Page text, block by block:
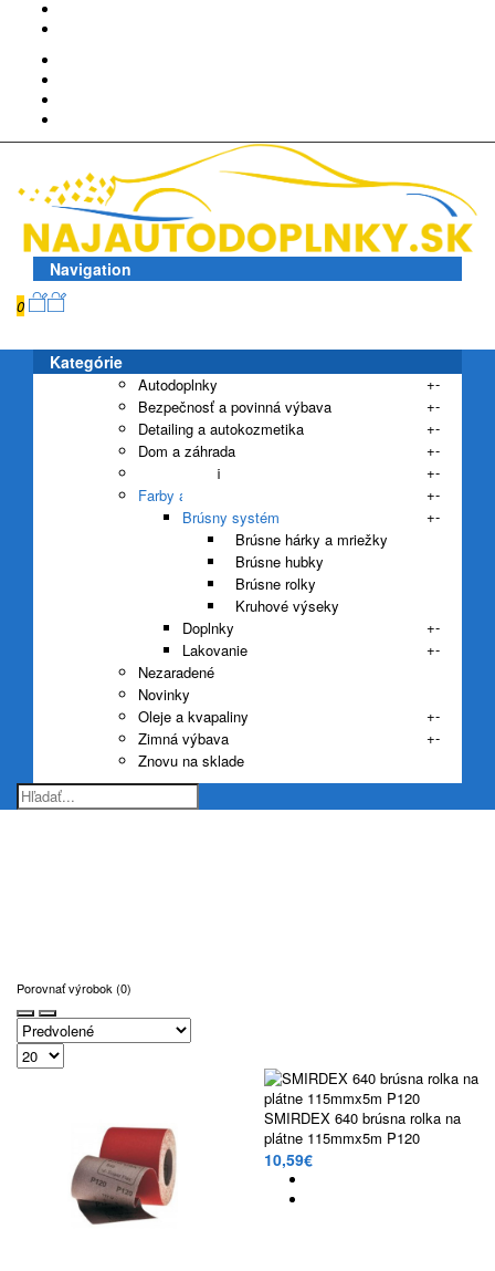
Navigation
0
Kategórie
Autodoplnky +-
Bezpečnosť a povinná výbava
+-
Detailing a autokozmetika
+-
Dom a záhrada
+-
Elektro a Hifi
+-
Farby a laky
+-
Brúsny systém
+-
Brúsne hárky a mriežky
Brúsne hubky
Brúsne rolky
Kruhové výseky
Doplnky
+-
Lakovanie
+-
Nezaradené
Novinky
Oleje a kvapaliny
+-
Zimná výbava
+-
Znovu na sklade
Porovnať výrobok (0)
SMIRDEX 640 brúsna rolka na
plátne 115mmx5m P120
10,59€